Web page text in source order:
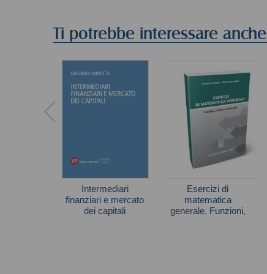
Ti potrebbe interessare anche
Intermediari
finanziari e mercato
dei capitali
Esercizi di
matematica
generale. Funzioni,